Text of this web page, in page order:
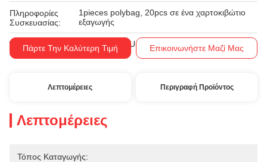
Πληροφορίες
Συσκευασίας:
1pieces polybag, 20pcs σε ένα χαρτοκιβώτιο
εξαγωγής
Όροι Πληρωμής: T/T, Western Union, MoneyGram
Πάρτε Την Καλύτερη Τιμή Επικοινωνήστε Μαζί Μας
Λεπτομέρειες Περιγραφή Προϊόντος
Λεπτομέρειες
Τόπος Καταγωγής: